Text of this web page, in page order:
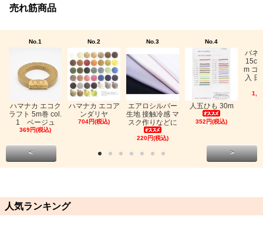
売れ筋商品
No.1
ハマナカ エコク
ラフト 5m巻 col.
1 ベージュ
369円(税込)
No.2
ハマナカ エコア
ンダリヤ
704円(税込)
No.3
エアロシルバー
生地 接触冷感 マ
スク作りなどに
220円(税込)
No.4
人五ひも 30m
352円(税込)
バネ
m ゴ
入
< >
人気ランキング